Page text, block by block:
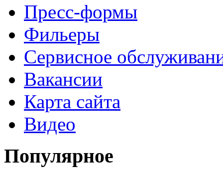
Пресс-формы
Фильеры
Сервисное
Вакансии
Карта сайта
Видео
Популярное